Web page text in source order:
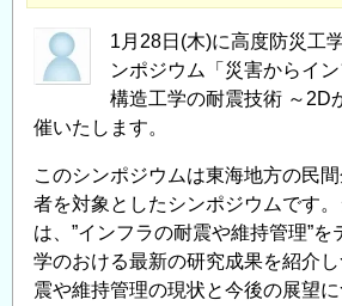
ン
ト
ミ
ナ
ー
「復
興
活
1月28日(木)に高度防災工
ンポジウム「災害からイ
構造工学の耐震技術 ～2D
催いたします。
このシンポジウムは東海地方の民
者を対象としたシンポジウムです
は、”インフラの耐震や維持管理”を
学のおける最新の研究成果を紹介
震や維持管理の現状と今後の展望